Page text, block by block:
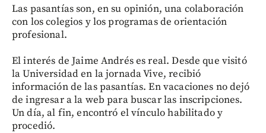
Las pasantías son, en su opinión, una colaboración
con los colegios y los programas de orientación
profesional.
El interés de Jaime Andrés es real. Desde que visitó
la Universidad en la jornada Vive, recibió
información de las pasantías. En vacaciones no dejó
de ingresar a la web para buscar las inscripciones.
Un día, al fin, encontró el vínculo habilitado y
procedió.